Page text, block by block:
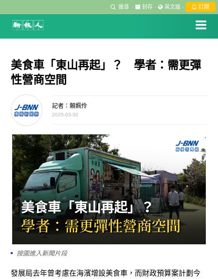
搜尋 · 封存 · 英文版 · 訂閱
美食車「東山再起」？ 學者：需更彈
性營商空間
記者：賴姵伶
2025-03-30
按圖進入新聞片段
發展局去年曾考慮在海濱增設美食車，而財政預算案計劃今